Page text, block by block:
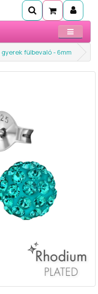
fülbevaló - 6mm